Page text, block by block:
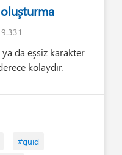
da eşsiz karakter
kolaydır.
#guid